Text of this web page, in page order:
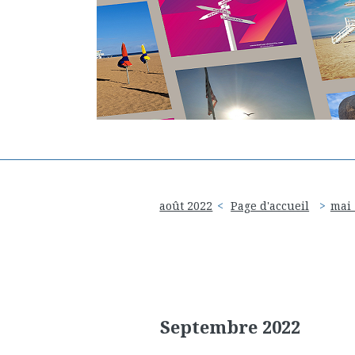
août 2022 Page d'accueil mai
Septembre 2022